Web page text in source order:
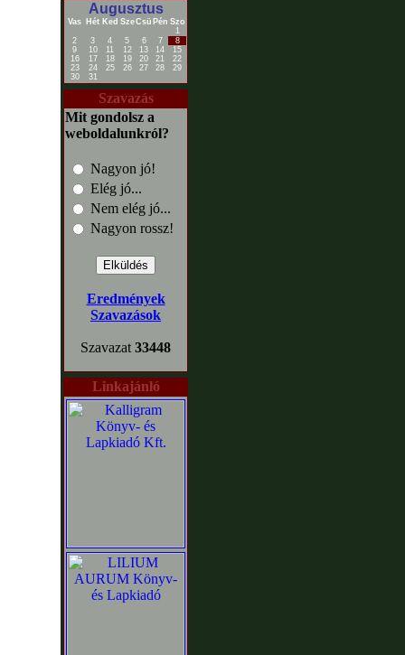
Augusztus
Vas Hét Ked SzeCsü Pén Szo
1
2
3 4 5 6 7
8
9
10 11 12 13 14
15
16
17 18 19 20 21
22
23
24 25 26 27 28
29
30
31
Szavazás
Mit gondolsz a
weboldalunkról?
Nagyon jó!
Elég jó...
Nem elég jó...
Nagyon rossz!
Eredmények
Szavazások
Szavazat 33448
Linkajánló